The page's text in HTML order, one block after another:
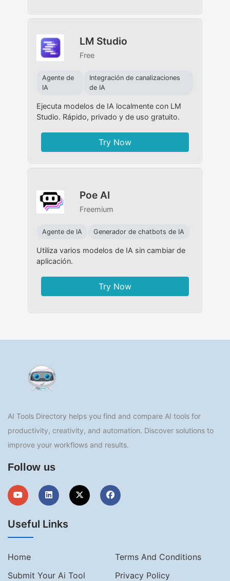
LM Studio
Free
Agente de
IA
Integración de canalizaciones
de IA
Ejecuta modelos de IA localmente con LM
Studio. Rápido, privado y de uso gratuito.
Try Now
Poe AI
Freemium
Agente de IA Generador de chatbots de IA
Utiliza varios modelos de IA sin cambiar de
aplicación.
Try Now
AI Tools Directory helps you find and compare AI tools for
productivity, creativity, and automation. Discover solutions to
improve your workflows and results.
Follow us
Useful Links
Home
Terms And Conditions
Submit Your Ai Tool
Privacy Policy